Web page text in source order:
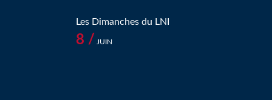
Les Dimanches du LNI
8 / JUIN